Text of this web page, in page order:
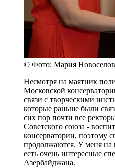
© Фото: Мария
Несмотря на маятник
Московской
связи с творческими
которые раньше были
сих пор почти все
Советского союза -
консерватории, поэтому
продолжаются. У меня на
есть очень интересные
Азербайджана.